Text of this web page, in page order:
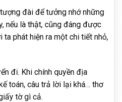
đài để tưởng nhớ những
nếu là thật, cũng đáng được
phát hiện ra một chi tiết nhỏ,
đi. Khi chính quyền địa
toán, câu trả lời lại khá… thơ
tờ gì cả.